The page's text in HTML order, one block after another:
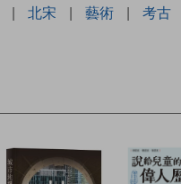
| 北宋 | 藝術 | 考古